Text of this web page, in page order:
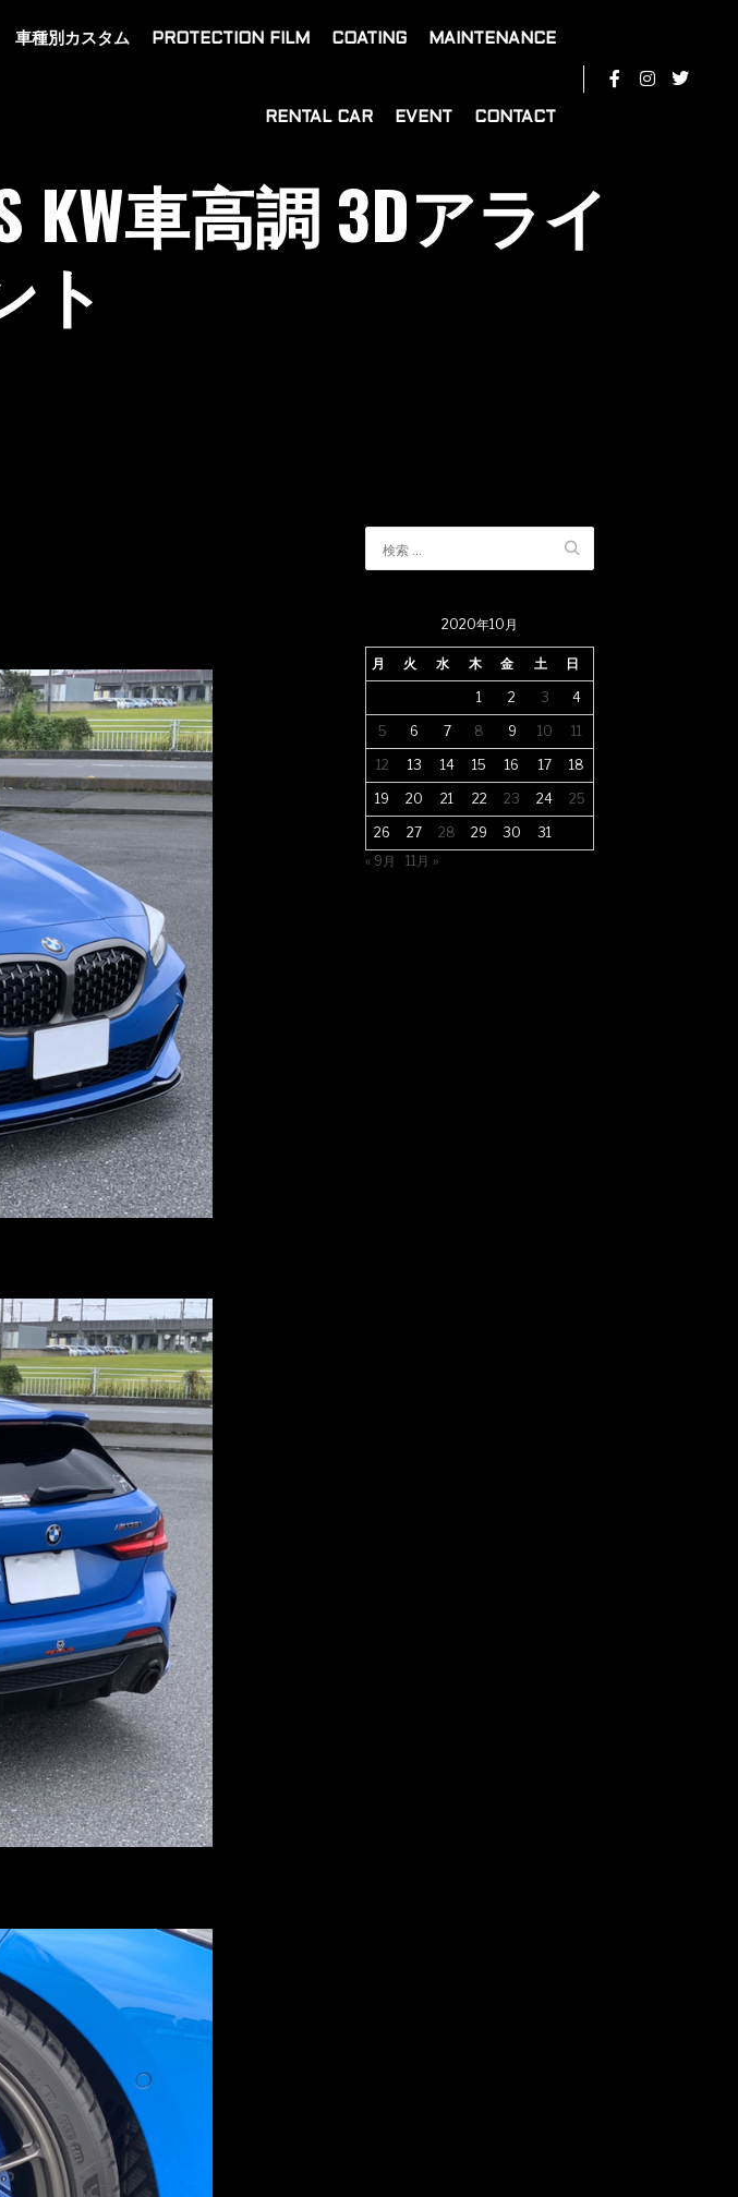
車種別カスタム PROTECTION FILM COATING MAINTENANCE
RENTAL CAR EVENT CONTACT
KW車高調 3Dアライ
ト
2020年10月
月 火 水 木 金 土 日
1 2 3 4
5 6 7 8 9 10 11
12 13 14 15 16 17 18
19 20 21 22 23 24 25
26 27 28 29 30
31
« 9月
11月 »